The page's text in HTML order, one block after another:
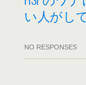
い人がし
NO RESPONSES